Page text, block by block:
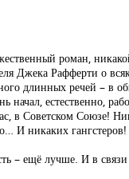
роман,
Джека Рафферти о
длинных речей – в
начал, естественно,
в Советском Союзе!
И никаких
– ещё лучше. И в